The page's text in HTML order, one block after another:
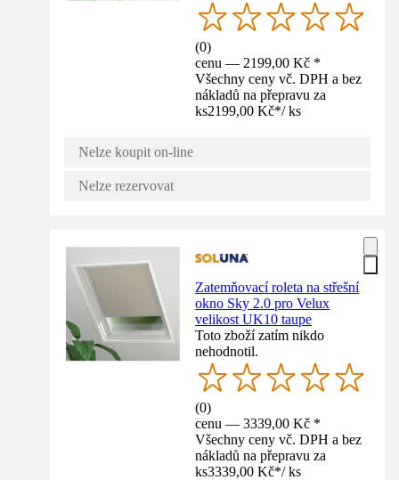
(0)
cenu — 2199,00 Kč *
Všechny ceny vč. DPH a bez
nákladů na přepravu za
ks2199,00 Kč*/ ks
Nelze koupit on-line
Nelze rezervovat
Zatemňovací roleta na střešní
okno Sky 2.0 pro Velux
velikost UK10 taupe
Toto zboží zatím nikdo
nehodnotil.
(0)
cenu — 3339,00 Kč *
Všechny ceny vč. DPH a bez
nákladů na přepravu za
ks3339,00 Kč*/ ks